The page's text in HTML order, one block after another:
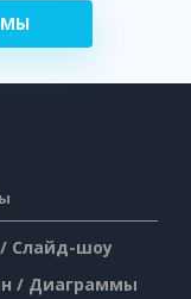
/ Слайд-шоу
/ Диаграммы